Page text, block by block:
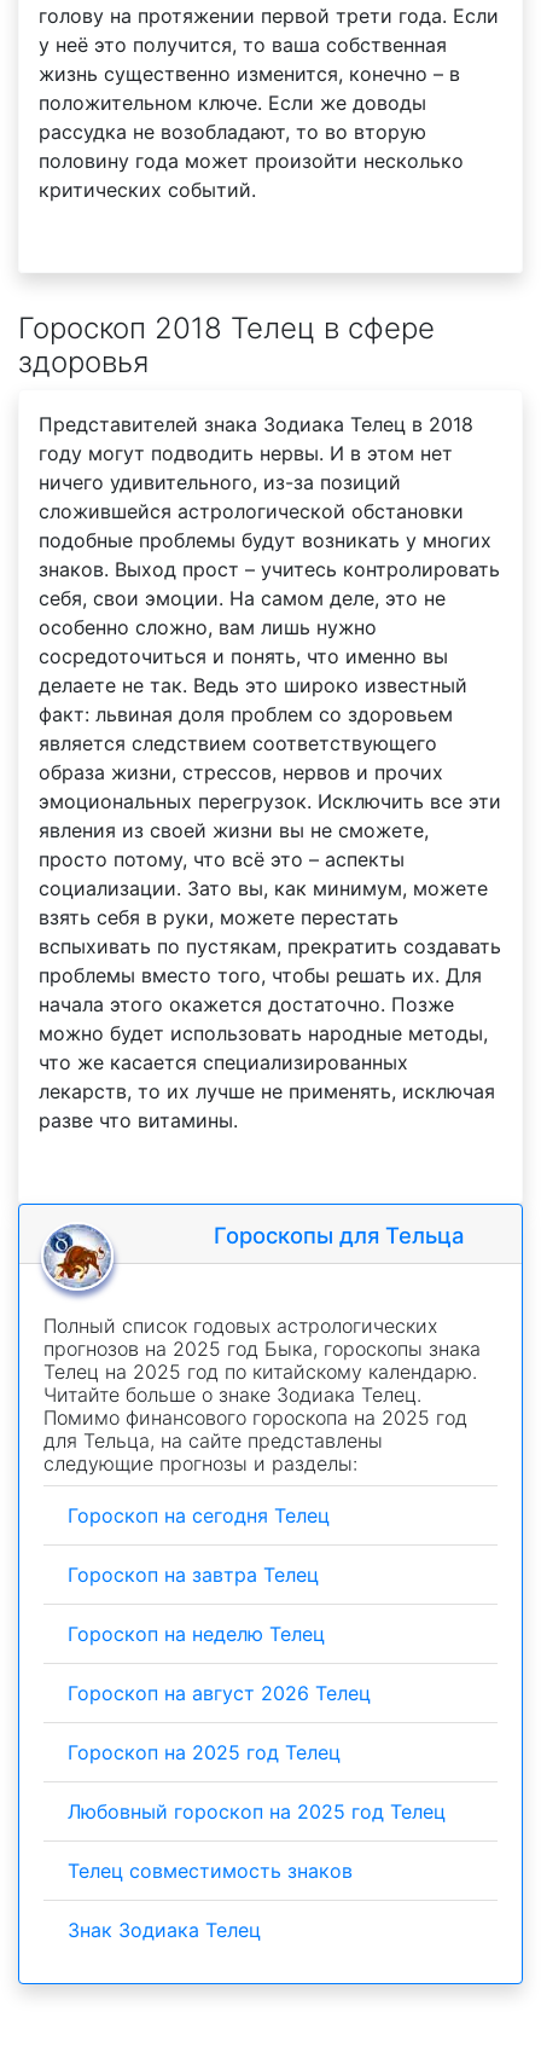
голову на протяжении первой трети года. Если
у неё это получится, то ваша собственная
жизнь существенно изменится, конечно – в
положительном ключе. Если же доводы
рассудка не возобладают, то во вторую
половину года может произойти несколько
критических событий.
Гороскоп 2018 Телец в сфере
здоровья
Представителей знака Зодиака Телец в 2018
году могут подводить нервы. И в этом нет
ничего удивительного, из-за позиций
сложившейся астрологической обстановки
подобные проблемы будут возникать у многих
знаков. Выход прост – учитесь контролировать
себя, свои эмоции. На самом деле, это не
особенно сложно, вам лишь нужно
сосредоточиться и понять, что именно вы
делаете не так. Ведь это широко известный
факт: львиная доля проблем со здоровьем
является следствием соответствующего
образа жизни, стрессов, нервов и прочих
эмоциональных перегрузок. Исключить все эти
явления из своей жизни вы не сможете,
просто потому, что всё это – аспекты
социализации. Зато вы, как минимум, можете
взять себя в руки, можете перестать
вспыхивать по пустякам, прекратить создавать
проблемы вместо того, чтобы решать их. Для
начала этого окажется достаточно. Позже
можно будет использовать народные методы,
что же касается специализированных
лекарств, то их лучше не применять, исключая
разве что витамины.
Гороскопы для Тельца
Полный список годовых астрологических
прогнозов на 2025 год Быка, гороскопы знака
Телец на 2025 год по китайскому календарю.
Читайте больше о знаке Зодиака Телец.
Помимо финансового гороскопа на 2025 год
для Тельца, на сайте представлены
следующие прогнозы и разделы:
Гороскоп на сегодня Телец
Гороскоп на завтра Телец
Гороскоп на неделю Телец
Гороскоп на август 2026 Телец
Гороскоп на 2025 год Телец
Любовный гороскоп на 2025 год Телец
Телец совместимость знаков
Знак Зодиака Телец